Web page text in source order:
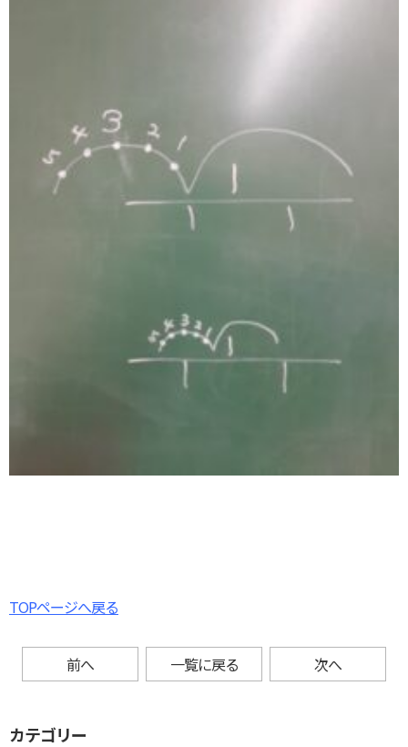
TOPページへ戻る
前へ 一覧に戻る 次へ
カテゴリー